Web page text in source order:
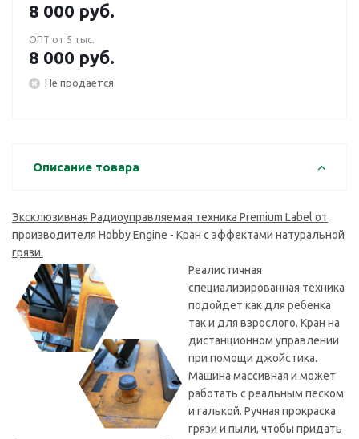
8 000 руб.
ОПТ от 5 тыс.
8 000 руб.
Не продается
Описание товара
Эксклюзивная Радиоуправляемая техника Premium Label от
производителя Hobby Engine - Кран с эффектами натуральной
грязи.
Реалистичная
специализированная техника
подойдет как для ребенка
так и для взрослого. Кран на
дистанционном управлении
при помощи джойстика.
Машина массивная и может
работать с реальным песком
и галькой. Ручная прокраска
грязи и пыли, чтобы придать